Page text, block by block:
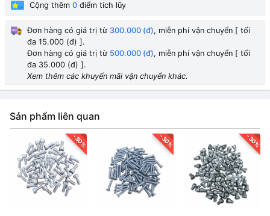
M4x25 (1 con)
M4x20 (1 con)
1.000₫
M4x6 (1 con)
1.000₫
M5x6 (1 con)
1.000₫
M4x16 (1 con)
Cộng thêm 0 điểm tích lũy
Đơn hàng có giá trị từ 300.000 (đ), miễn phí vận chuyển [ tối
đa 15.000 (đ) ].
Đơn hàng có giá trị từ 500.000 (đ), miễn phí vận chuyển [ tối
đa 35.000 (đ) ].
Xem thêm các khuyến mãi vận chuyển khác.
Sản phẩm liên quan
-30% -30% -30%